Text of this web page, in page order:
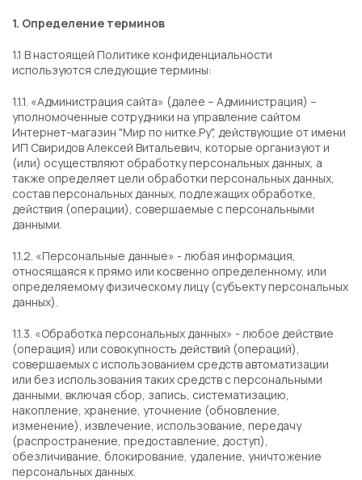
1. Определение терминов
1.1 В настоящей Политике конфиденциальности
используются следующие термины:
1.1.1. «Администрация сайта» (далее – Администрация) –
уполномоченные сотрудники на управление сайтом
Интернет-магазин "Мир по нитке.Ру", действующие от имени
ИП Свиридов Алексей Витальевич, которые организуют и
(или) осуществляют обработку персональных данных, а
также определяет цели обработки персональных данных,
состав персональных данных, подлежащих обработке,
действия (операции), совершаемые с персональными
данными.
1.1.2. «Персональные данные» - любая информация,
относящаяся к прямо или косвенно определенному, или
определяемому физическому лицу (субъекту персональных
данных).
1.1.3. «Обработка персональных данных» - любое действие
(операция) или совокупность действий (операций),
совершаемых с использованием средств автоматизации
или без использования таких средств с персональными
данными, включая сбор, запись, систематизацию,
накопление, хранение, уточнение (обновление,
изменение), извлечение, использование, передачу
(распространение, предоставление, доступ),
обезличивание, блокирование, удаление, уничтожение
персональных данных.